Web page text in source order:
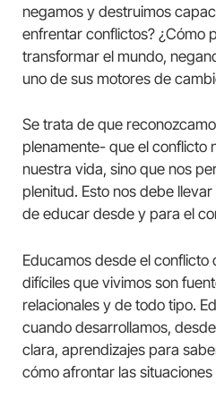
negamos y destruimos
enfrentar conflictos? ¿Cómo
transformar el mundo,
uno de sus motores de
Se trata de que
plenamente- que el conflicto
nuestra vida, sino que nos
plenitud. Esto nos debe
de educar desde y para el
Educamos desde el conflicto
difíciles que vivimos son
relacionales y de todo tipo.
cuando desarrollamos,
clara, aprendizajes para
cómo afrontar las